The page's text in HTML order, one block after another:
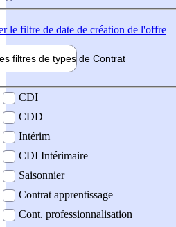
le filtre de date de création de l'offre
filtres de types de Contrat
contrat
CDI
CDD
Intérim
CDI Intérimaire
Saisonnier
Contrat apprentissage
Cont. professionnalisation